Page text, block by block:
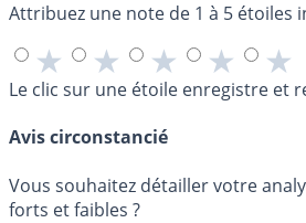
Attribuez une note de 1 à 5 étoiles
★ ★ ★ ★ ★
Le clic sur une étoile enregistre et
Avis circonstancié
Vous souhaitez détailler votre
forts et faibles ?